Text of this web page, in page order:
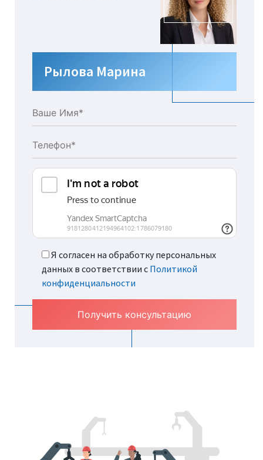
Рылова Марина
Я согласен на обработку персональных
данных в соответствии с Политикой
конфиденциальности